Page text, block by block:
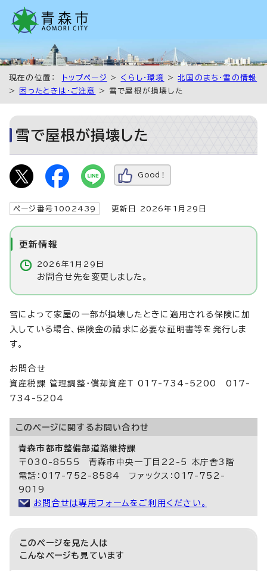
現在の位置： トップページ > くらし・環境 >北国のまち・雪の情報
>
困ったときは・ご注意 > 雪で屋根が損壊した
雪で屋根が損壊した
Good！
ページ番号1002439 更新日 2026年1月29日
更新情報
2026年1月29日
お問合せ先を変更しました。
雪によって家屋の一部が損壊したときに適用される保険に加
入している場合、保険金の請求に必要な証明書等を発行しま
す。
お問合せ
資産税課 管理調整・償却資産T 017-734-5200 017-
734-5204
このページに関する お問い合わせ
青森市都市整備部道路維持課
〒030-8555 青森市中央一丁目22-5 本庁舎3階
電話：017-752-8584 ファックス：017-752-
9019
お問合せは専用フォームをご利用ください。
このページを見た人は
こんなページも見ています